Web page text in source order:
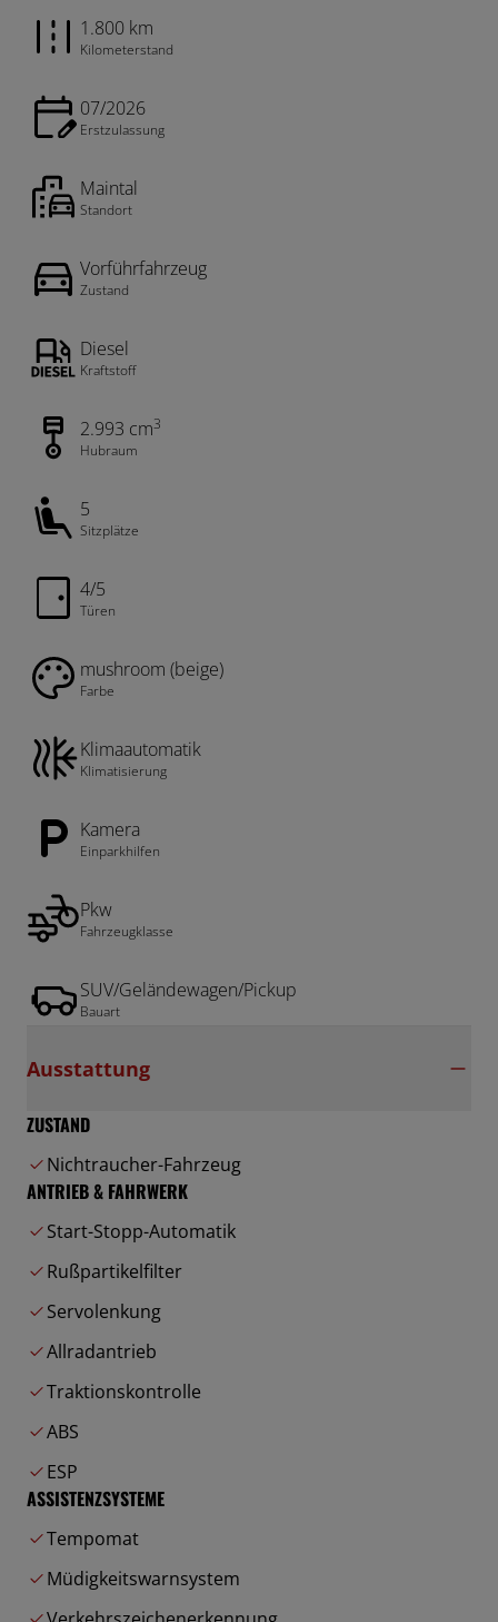
1.800 km
Kilometerstand
07/2026
Erstzulassung
Maintal
Standort
Vorführfahrzeug
Zustand
Diesel
Kraftstoff
2.993 cm3
Hubraum
5
Sitzplätze
4/5
Türen
mushroom (beige)
Farbe
Klimaautomatik
Klimatisierung
Kamera
Einparkhilfen
Pkw
Fahrzeugklasse
SUV/Geländewagen/Pickup
Bauart
Ausstattung
ZUSTAND
Nichtraucher-Fahrzeug
ANTRIEB & FAHRWERK
Start-Stopp-Automatik
Rußpartikelfilter
Servolenkung
Allradantrieb
Traktionskontrolle
ABS
ESP
ASSISTENZSYSTEME
Tempomat
Müdigkeitswarnsystem